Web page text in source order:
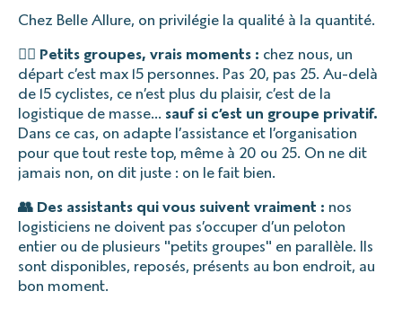
Chez Belle Allure, on privilégie la qualité à la quantité.
🚴‍♂️ Petits groupes, vrais moments : chez nous, un
départ c’est max 15 personnes. Pas 20, pas 25. Au-delà
de 15 cyclistes, ce n’est plus du plaisir, c’est de la
logistique de masse… sauf si c’est un groupe privatif.
Dans ce cas, on adapte l’assistance et l’organisation
pour que tout reste top, même à 20 ou 25. On ne dit
jamais non, on dit juste : on le fait bien.
👥 Des assistants qui vous suivent vraiment : nos
logisticiens ne doivent pas s’occuper d’un peloton
entier ou de plusieurs "petits groupes" en parallèle. Ils
sont disponibles, reposés, présents au bon endroit, au
bon moment.